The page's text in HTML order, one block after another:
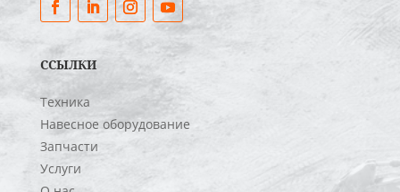
ССЫЛКИ
Техника
Навесное оборудование
Запчасти
Услуги